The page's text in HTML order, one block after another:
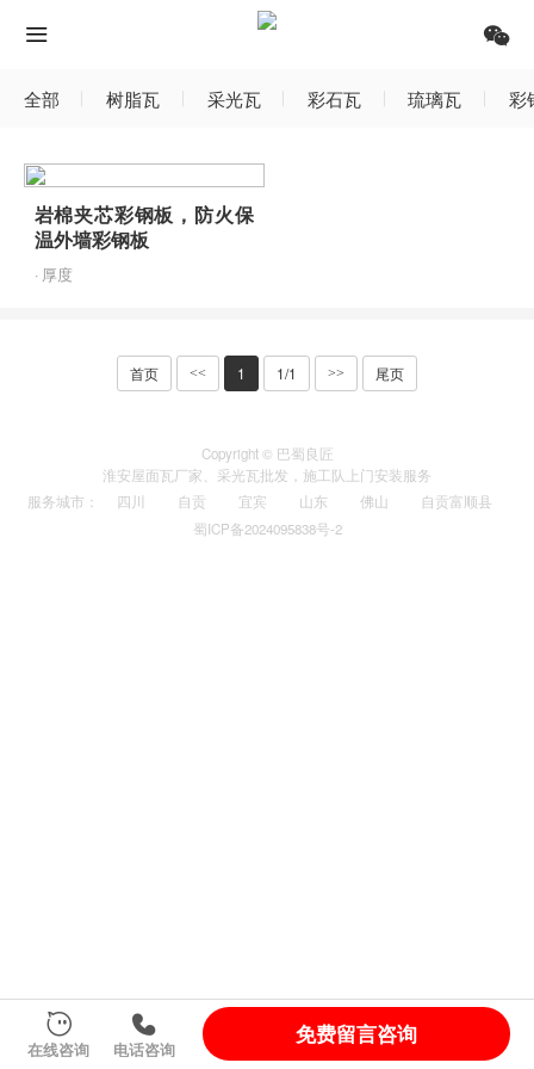
全部 树脂瓦 采光瓦 彩石瓦 琉璃瓦 彩
岩棉夹芯彩钢板，防火保
温外墙彩钢板
· 厚度
首页 << 1 1/1 >> 尾页
Copyright © 巴蜀良匠
淮安屋面瓦厂家 采光瓦批发，施工队上门安装服务
服务城市 ： 四川 自贡 宜宾 山东 佛山
自贡富顺县
蜀ICP备2024095838号-2
在线咨询 电话咨询
免费留言咨询